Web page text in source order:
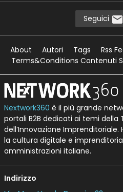
Seguici
About Autori Tags Rss
Terms&Conditions Contenuti
Nextwork360 è il più grande
portali B2B dedicati ai temi della
dell’Innovazione
la cultura digitale e
amministrazioni italiane.
Indirizzo